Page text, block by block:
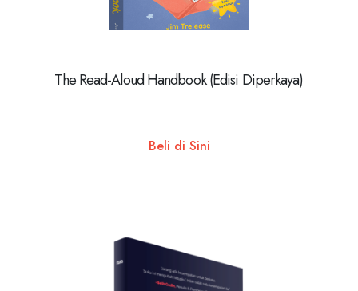
The Read-Aloud Handbook (Edisi Diperkaya)
Beli di Sini